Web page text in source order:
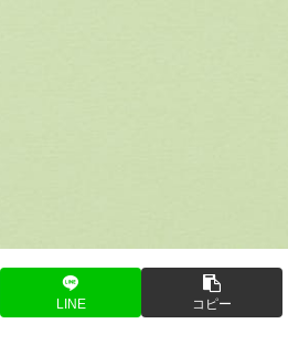
LINE コピー